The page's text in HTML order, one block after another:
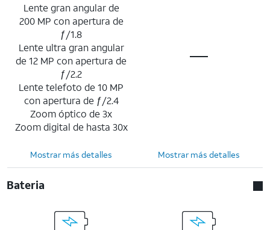
Lente gran angular de
200 MP con apertura de
ƒ/1.8
Lente ultra gran angular
de 12 MP con apertura de
ƒ/2.2
Lente telefoto de 10 MP
con apertura de ƒ/2.4
Zoom óptico de 3x
Zoom digital de hasta 30x
Mostrar más detalles Mostrar más detalles
Bateria